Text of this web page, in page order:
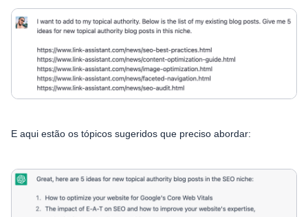
E aqui estão os tópicos sugeridos que preciso abordar: